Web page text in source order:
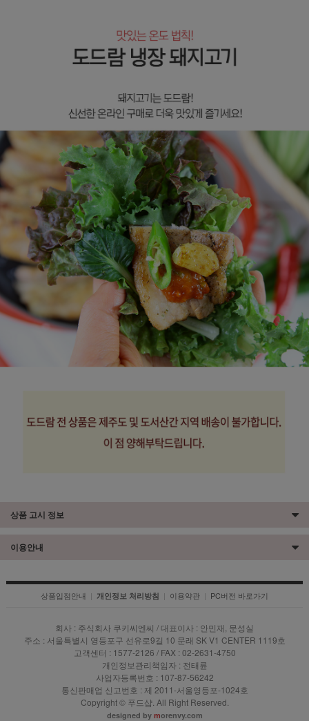
상품 고시 정보
이용안내
상품입점안내 | 개인정보 처리방침 | 이용약관 | PC버전 바로가기
회사 : 주식회사 쿠키씨엔씨 / 대표이사 : 안민재, 문성실
주소 : 서울특별시 영등포구 선유로9길 10 문래 SK V1 CENTER 1119호
고객센터 : 1577-2126 / FAX : 02-2631-4750
개인정보관리책임자 : 전태륜
사업자등록번호 : 107-87-56242
통신판매업 신고번호 : 제 2011-서울영등포-1024호
Copyright © 푸드샵. All Right Reserved.
designed by morenvy.com